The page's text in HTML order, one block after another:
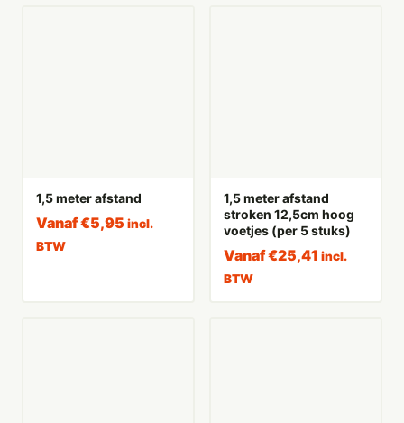
1,5 meter afstand
Vanaf€5,95 incl.
BTW
1,5 meter afstand
stroken 12,5cm hoog
voetjes (per 5 stuks)
Vanaf€25,41 incl.
BTW